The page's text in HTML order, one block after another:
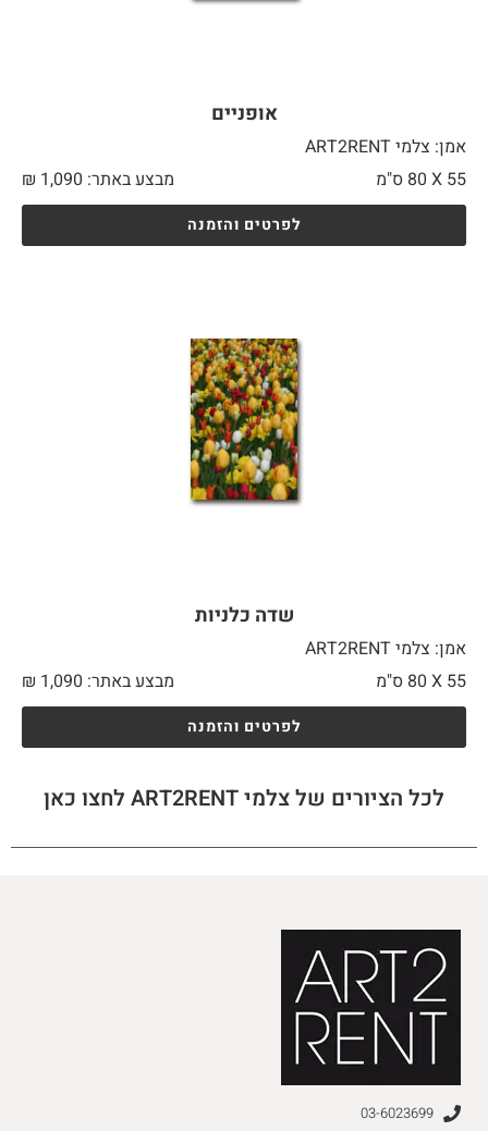
אופניים
אמן: צלמי ART2RENT
55 X
מבצע באתר: ₪ 1,090
לפרטים והזמנה
שדה כלניות
אמן: צלמי ART2RENT
55 X
מבצע באתר: ₪ 1,090
לפרטים והזמנה
לכל הציורים של צלמי ART2RENT לחצו כאן
03-6023699